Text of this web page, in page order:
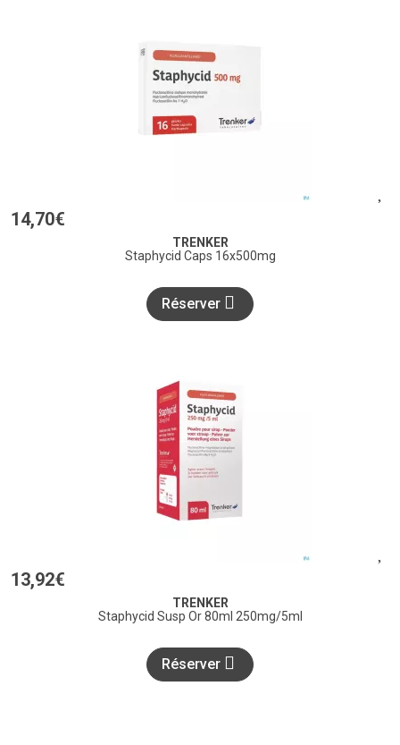
14,70€
TRENKER
Staphycid Caps 16x500mg
Réserver
13,92€
TRENKER
Staphycid Susp Or 80ml 250mg/5ml
Réserver